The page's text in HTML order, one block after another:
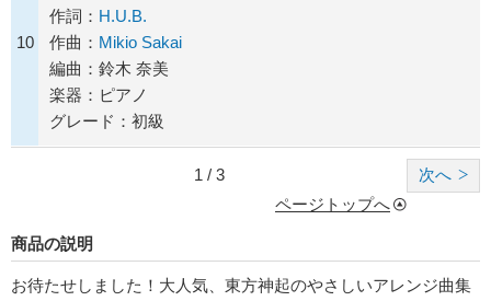
10
作詞： H.U.B.
作曲： Mikio Sakai
編曲：鈴木 奈美
楽器：ピアノ
グレード：初級
次へ
1 / 3
ページトップへ
商品の説明
お待たせしました！大人気、東方神起のやさしいアレンジ曲集